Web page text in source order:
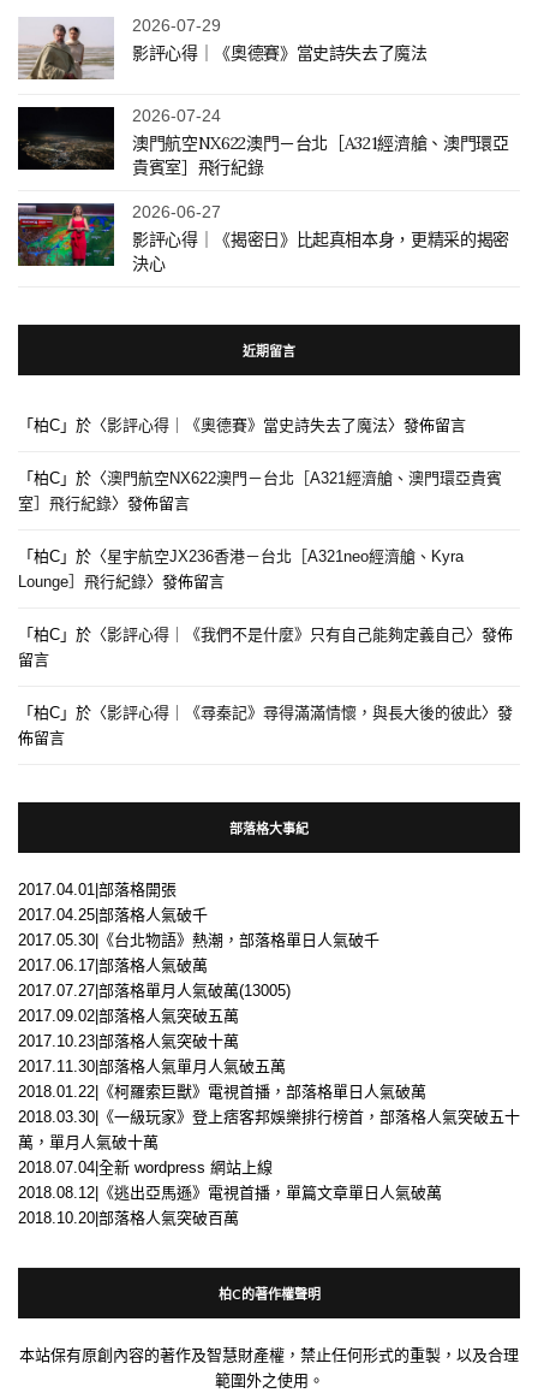
2026-07-29
影評心得｜《奧德賽》當史詩失去了魔法
2026-07-24
澳門航空NX622澳門－台北［A321經濟艙、澳門環亞
貴賓室］飛行紀錄
2026-06-27
影評心得｜《揭密日》比起真相本身，更精采的揭密
決心
近期留言
「 柏C 」於〈影評心得｜《奧德賽》當史詩失去了魔法〉發佈留言
「 柏C 」於〈澳門航空NX622澳門－台北［A321經濟艙、澳門環亞貴賓
室］飛行紀錄〉發佈留言
「 柏C 」於〈星宇航空JX236香港－台北［A321neo經濟艙、Kyra
Lounge］飛行紀錄〉發佈留言
「 柏C 」於〈影評心得｜《我們不是什麼》只有自己能夠定義自己〉發佈
留言
「 柏C 」於〈影評心得｜《尋秦記》尋得滿滿情懷，與長大後的彼此〉發
佈留言
部落格大事紀
2017.04.01|部落格開張
2017.04.25|部落格人氣破千
2017.05.30|《台北物語》熱潮，部落格單日人氣破千
2017.06.17|部落格人氣破萬
2017.07.27|部落格單月人氣破萬(13005)
2017.09.02|部落格人氣突破五萬
2017.10.23|部落格人氣突破十萬
2017.11.30|部落格人氣單月人氣破五萬
2018.01.22|《柯羅索巨獸》電視首播，部落格單日人氣破萬
2018.03.30|《一級玩家》登上痞客邦娛樂排行榜首，部落格人氣突破五十
萬，單月人氣破十萬
2018.07.04|全新 wordpress 網站上線
2018.08.12|《逃出亞馬遜》電視首播，單篇文章單日人氣破萬
2018.10.20|部落格人氣突破百萬
柏C的著作權聲明
本站保有原創內容的著作及智慧財產權，禁止任何形式的重製，以及合理
範圍外之使用。